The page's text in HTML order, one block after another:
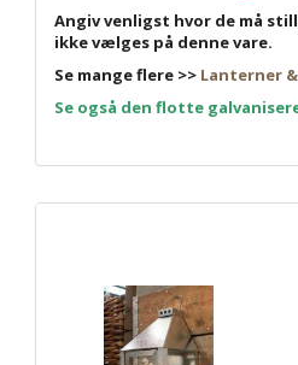
Angiv venligst hvor de må
ikke vælges på denne vare.
Se mange flere >> Lanterner
Se også den flotte